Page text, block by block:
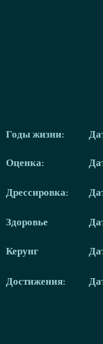
Годы жизни:
Оценка:
Дрессировка:
Здоровье
Керунг
Достижения: